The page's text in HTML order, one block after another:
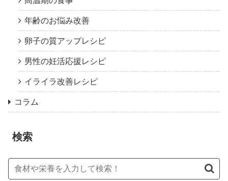
年齢のお悩み改善
卵子の質アップレシピ
男性の妊活応援レシピ
イライラ改善レシピ
コラム
検索